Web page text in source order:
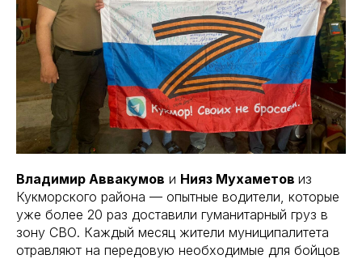
Владимир Аввакумов и Нияз Мухаметов из
Кукморского района — опытные водители, которые
уже более 20 раз доставили гуманитарный груз в
зону СВО. Каждый месяц жители муниципалитета
отравляют на передовую необходимые для бойцов